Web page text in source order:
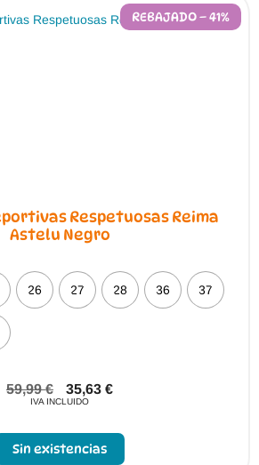
REBAJADO – 41%
Respetuosas Reima
Astelu Negro
26 27 28 36 37
59,99€ 35,63 €
IVA INCLUIDO
Sin existencias